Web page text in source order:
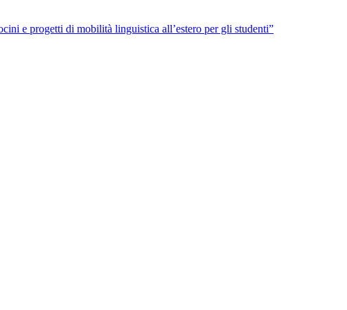
e progetti di mobilità linguistica all’estero per gli studenti”